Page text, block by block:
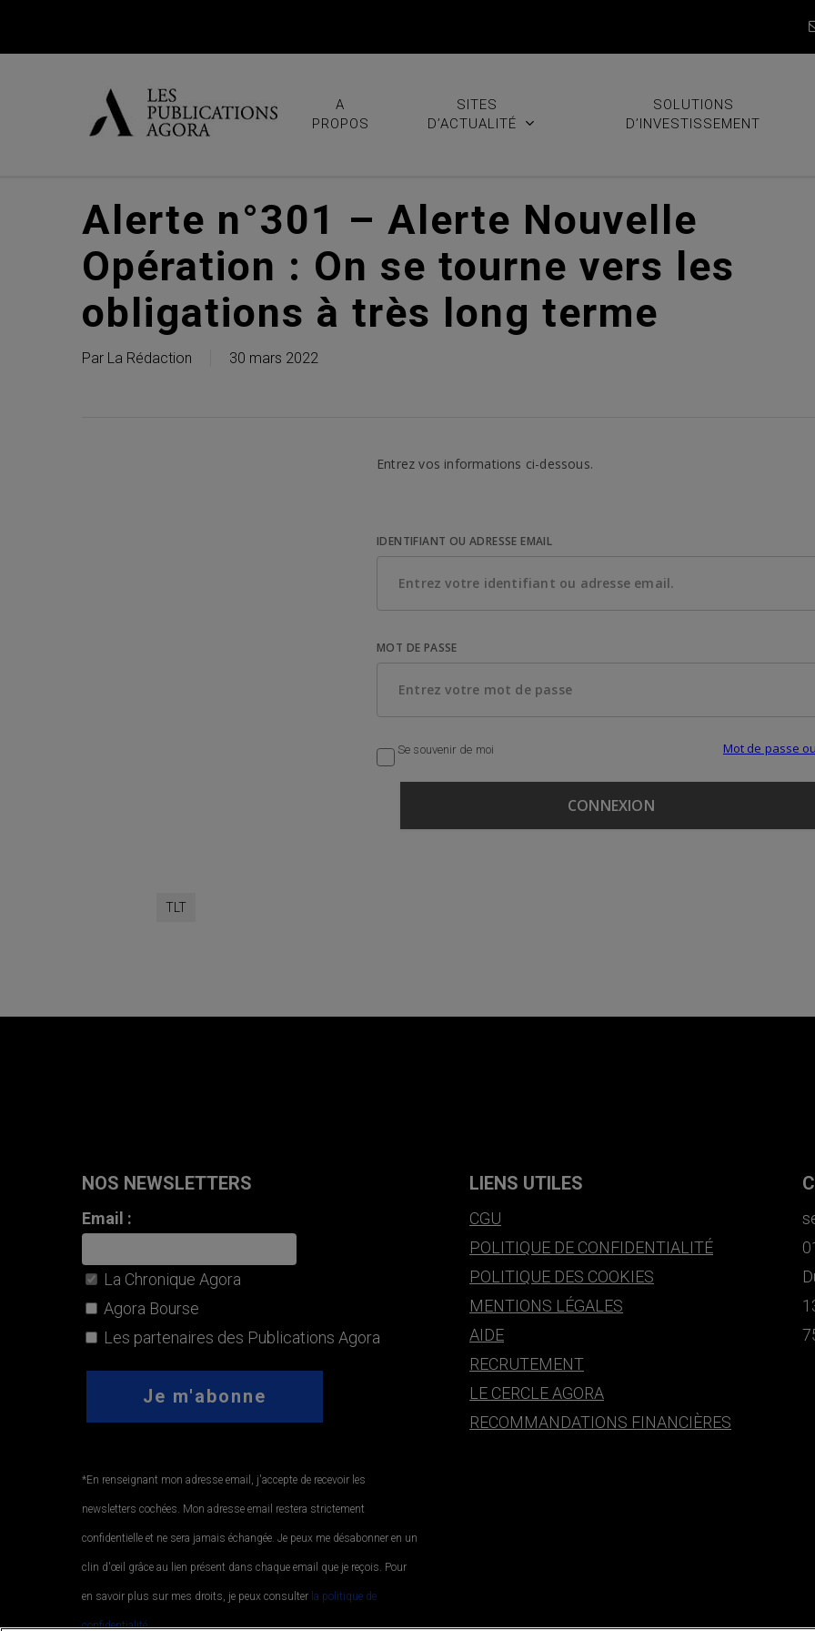
A
PROPOS
SITES
D’ACTUALITÉ
SOLUTIONS
D’INVESTISSEMENT
Alerte n°301 – Alerte Nouvelle
Opération : On se tourne vers les
obligations à très long terme
Par La Rédaction 30 mars 2022
Entrez vos informations ci-dessous.
IDENTIFIANT OU ADRESSE EMAIL
MOT DE PASSE
Se souvenir de moi Mot de passe
TLT
NOS NEWSLETTERS
Email :
La Chronique Agora
Agora Bourse
Les partenaires des Publications Agora
*En renseignant mon adresse email, j'accepte de recevoir les
newsletters cochées. Mon adresse email restera strictement
confidentielle et ne sera jamais échangée. Je peux me désabonner en un
clin d'œil grâce au lien présent dans chaque email que je reçois. Pour
en savoir plus sur mes droits, je peux consulter la politique de
confidentialité..
LIENS UTILES
CGU
POLITIQUE DE CONFIDENTIALITÉ
POLITIQUE DES COOKIES
MENTIONS LÉGALES
AIDE
RECRUTEMENT
LE CERCLE AGORA
RECOMMANDATIONS FINANCIÈRES